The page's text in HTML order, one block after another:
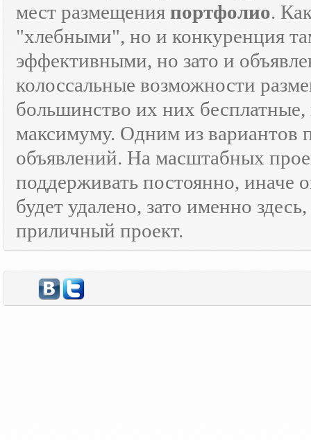
мест размещения портфолио.
"хлебными", но и конкуренция
эффективными, но зато и
колоссальные возможности
большинство их них
максимуму. Одним из вариантов
объявлений. На масштабных
поддерживать постоянно, иначе
будет удалено, зато именно
приличный проект.